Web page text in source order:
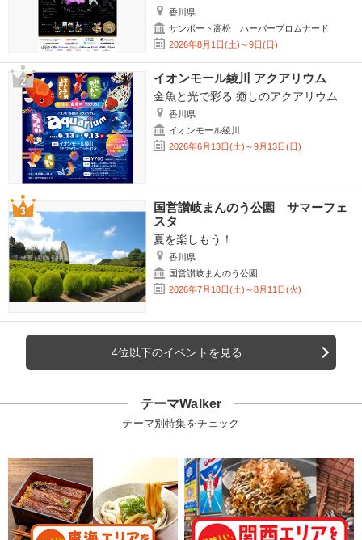
香川県
サンポート高松 ハーバープロムナード
2026年8月1日(土)～9日(日)
イオンモール綾川 アクアリウム
金魚と光で彩る 癒しのアクアリウム
香川県
イオンモール綾川
2026年6月13日(土)～9月13日(日)
国営讃岐まんのう公園 サマーフェ
スタ
夏を楽しもう！
香川県
国営讃岐まんのう公園
2026年7月18日(土)～8月11日(火)
4位以下のイベントを見る
テーマWalker
テーマ別特集をチェック